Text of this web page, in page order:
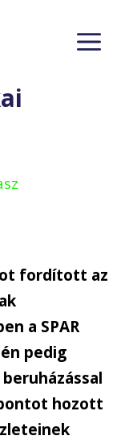
fordított az
a SPAR
pedig
hozott